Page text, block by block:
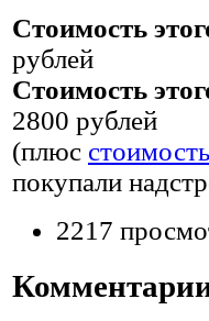
Стоимость
рублей
Стоимость
2800 рублей
(плюс
покупали
2217